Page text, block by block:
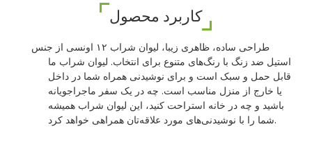
کاربرد محصول
طراحی ساده، ظاهری زیبا، لیوان شراب ۱۲ اونسی از جنس
استیل ضد زنگ با رنگ‌های متنوع برای انتخاب. لیوان شراب ما
قابل حمل و سبک است و برای نوشیدنی همراه شما در داخل
یا خارج از منزل مناسب است. چه در یک سفر ماجراجویانه
باشید و چه در خانه استراحت کنید، این لیوان شراب همیشه
شما را با نوشیدنی‌های مورد علاقه‌تان همراهی خواهد کرد.